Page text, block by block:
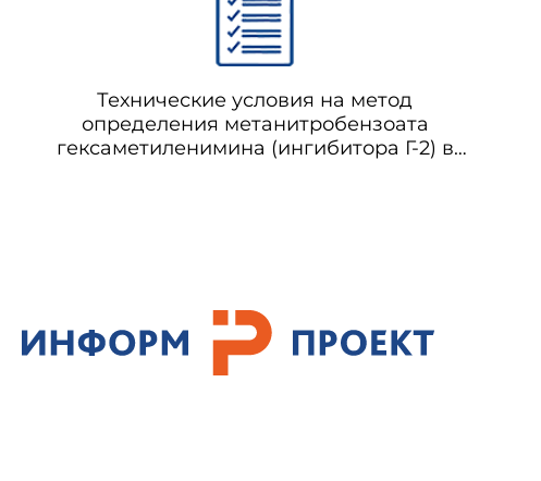
Технические условия на метод
определения метанитробензоата
гексаметиленимина (ингибитора Г-2) в